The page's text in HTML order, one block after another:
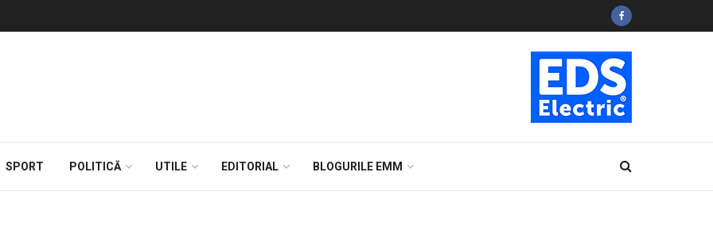
SPORT POLITICĂ UTILE EDITORIAL BLOGURILE EMM